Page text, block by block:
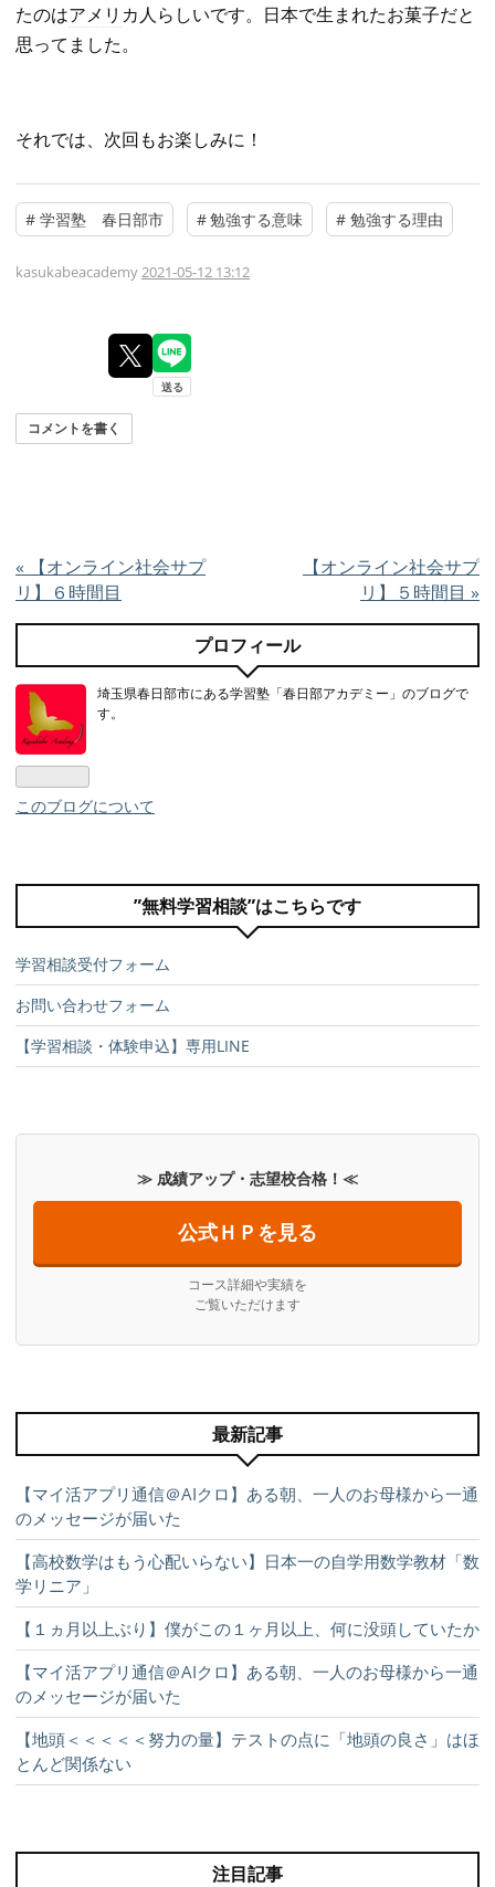
たのはアメリ カ人らしいです。日本で生まれたお菓子だと
思ってました。
それでは、次回もお楽しみに！
# 学習塾 春日部市 #勉強する意味 # 勉強する理由
kasukabeacademy2021-05-12 13:12
コメントを書く
«
【オンライン社会サプ
リ】６時間目
【オンライン社会サプ
リ】５時間目 »
プロフィール
埼玉県春日部市にある学習塾「春日部アカデミー」のブログで
す。
このブログについて
”無料学習相談”はこちらです
学習相談受付フォーム
お問い合わせフォーム
【学習相談・体験申込】専用LINE
≫ 成績アップ・志望校合格！≪
公式ＨＰを見る
コース詳細や実績を
ご覧いただけます
最新記事
【マイ活アプリ通信＠AIクロ】ある朝、一人のお母様から一通
のメッセージが届いた
【高校数学はもう心配いらない】日本一の自学用数学教材「数
学リニア」
【１ヵ月以上ぶり】僕がこの１ヶ月以上、何に没頭していたか
【マイ活アプリ通信＠AIクロ】ある朝、一人のお母様から一通
のメッセージが届いた
【地頭＜＜＜＜＜努力の量】テストの点に「地頭の良さ」はほ
とんど関係ない
注目記事